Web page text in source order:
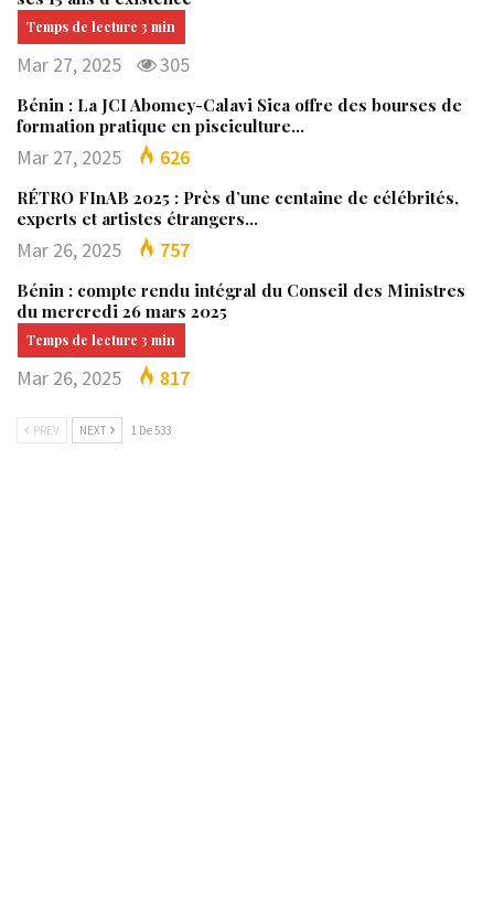
Mar 27, 2025 305
Bénin : La JCI Abomey-Calavi Sica offre des bourses de
formation pratique en pisciculture…
Mar 27, 2025 626
RÉTRO FInAB 2025 : Près d’une centaine de célébrités,
experts et artistes étrangers…
Mar 26, 2025 757
Bénin : compte rendu intégral du Conseil des Ministres
du mercredi 26 mars 2025
Mar 26, 2025 817
PREV NEXT 1 De 533